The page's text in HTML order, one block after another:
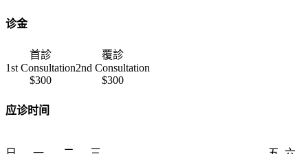
诊金
首診
1st Consultation
覆診
2nd Consultation
$300
$300
应诊时间